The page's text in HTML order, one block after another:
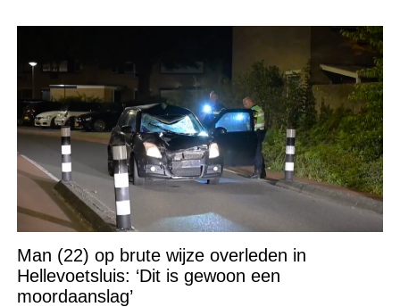
Man (22) op brute wijze overleden in
Hellevoetsluis: ‘Dit is gewoon een
moordaanslag’